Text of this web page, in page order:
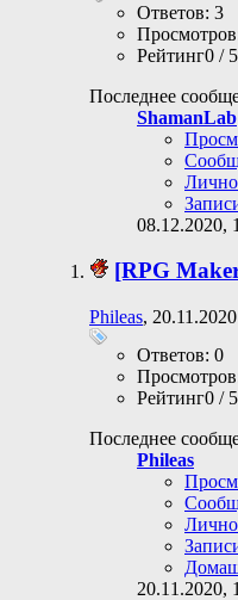
Ответов: 3
Рейтинг0 / 5
Последнее
ShamanLab
08.12.2020,
[RPG
Phileas,
Ответов: 0
Рейтинг0 / 5
Последнее
Phileas
20.11.2020,